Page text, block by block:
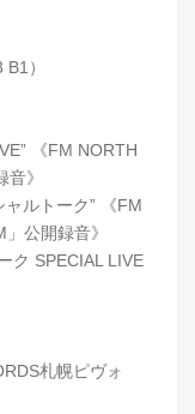
）
《FM NORTH
》
ルトーク” 《FM
公開録音》
ク SPECIAL LIVE
札幌ピヴォ